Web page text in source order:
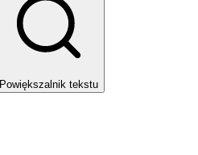
Powiększalnik tekstu